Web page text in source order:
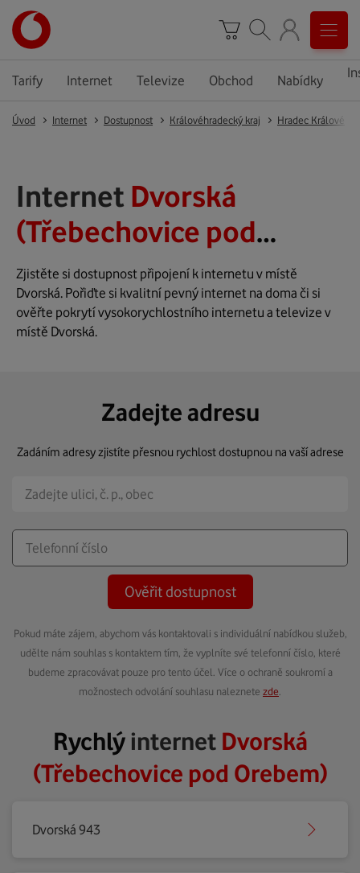
Tarify Internet Televize Obchod Nabídky
Úvod Internet Dostupnost Královéhradecký kraj Hradec Králové
Internet Dvorská
(Třebechovice pod
Orebem)
Zjistěte si dostupnost připojení k internetu v místě
Dvorská. Pořiďte si kvalitní pevný internet na doma či si
ověřte pokrytí vysokorychlostního internetu a televize v
místě Dvorská.
Zadejte adresu
Zadáním adresy zjistíte přesnou rychlost dostupnou na vaší adrese
Ověřit dostupnost
Pokud máte zájem, abychom vás kontaktovali s individuální nabídkou služeb,
udělte nám souhlas s kontaktem tím, že vyplníte své telefonní číslo, které
budeme zpracovávat pouze pro tento účel. Více o ochraně soukromí a
možnostech odvolání souhlasu naleznete zde
Rychlýinternet Dvorská
(Třebechovice pod Orebem)
Dvorská 943